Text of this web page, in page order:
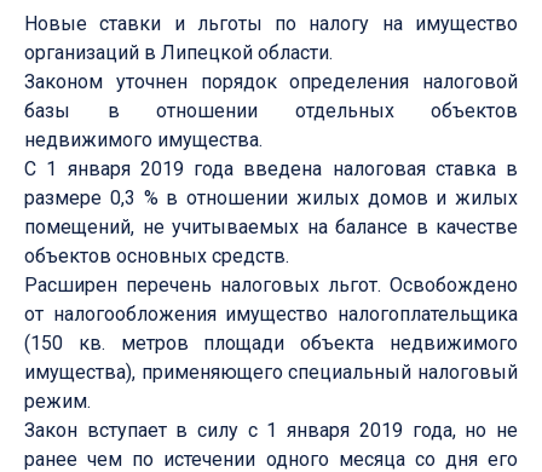
Новые ставки и льготы по налогу на имущество
организаций в Липецкой области.
Законом уточнен порядок определения налоговой
базы в отношении отдельных объектов
недвижимого имущества.
С 1 января 2019 года введена налоговая ставка в
размере 0,3 % в отношении жилых домов и жилых
помещений, не учитываемых на балансе в качестве
объектов основных средств.
Расширен перечень налоговых льгот. Освобождено
от налогообложения имущество налогоплательщика
(150 кв. метров площади объекта недвижимого
имущества), применяющего специальный налоговый
режим.
Закон вступает в силу с 1 января 2019 года, но не
ранее чем по истечении одного месяца со дня его